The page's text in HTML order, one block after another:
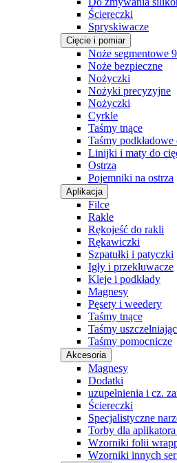
Ściereczki
Spryskiwacze
Cięcie i pomiar
Noże segmentowe
Noże bezpieczne
Nożyczki
Nożyki precyzyjne
Nożyczki
Cyrkle
Taśmy tnące
Taśmy podkładowe
Linijki i maty do
Ostrza
Pojemniki na ostrza
Aplikacja
Filce
Rakle
Rękojeść do rakli
Rękawiczki
Szpatułki i patyczki
Igły i przekłuwacze
Kleje i podkłady
Magnesy
Pęsety i weedery
Taśmy tnące
Taśmy
Taśmy pomocnicze
Akcesoria
Magnesy
Dodatki
uzupełnienia i cz.
Ściereczki
Specjalistyczne
Torby dla
Wzorniki folii
Wzorniki innych